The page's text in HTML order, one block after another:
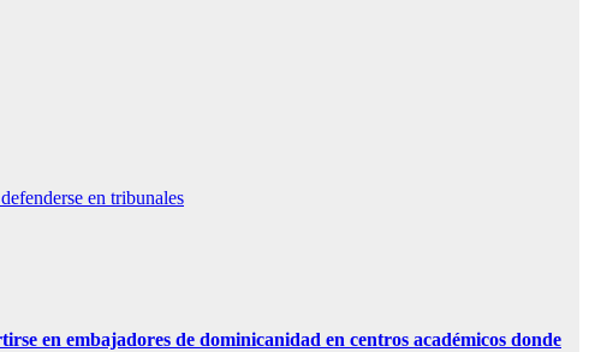
en tribunales
en embajadores de dominicanidad en centros académicos donde